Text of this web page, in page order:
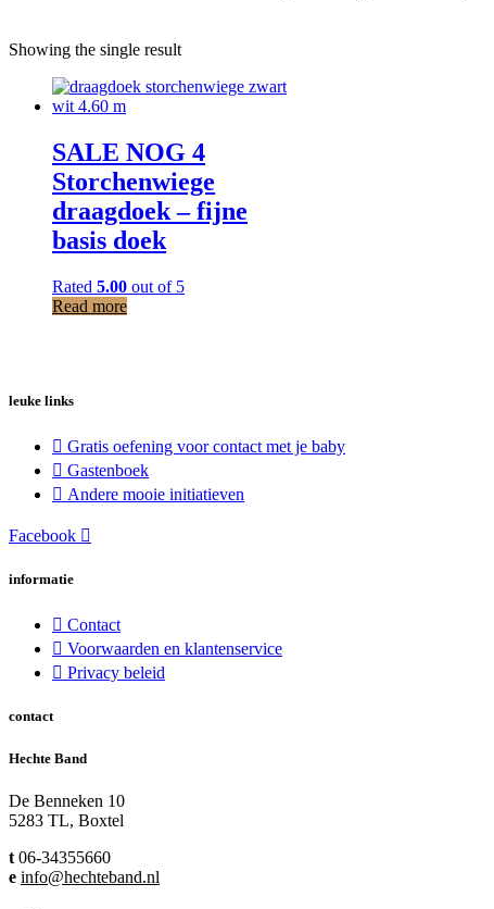
Showing the single result
SALE NOG 4
Storchenwiege
draagdoek – fijne
basis doek
Rated 5.00 out of 5
Read more
leuke links
Gratis oefening voor contact met je baby
Gastenboek
Andere mooie initiatieven
Facebook
informatie
Contact
Voorwaarden en klantenservice
Privacy beleid
contact
Hechte Band
De Benneken 10
5283 TL, Boxtel
t 06-34355660
e info@hechteband.nl